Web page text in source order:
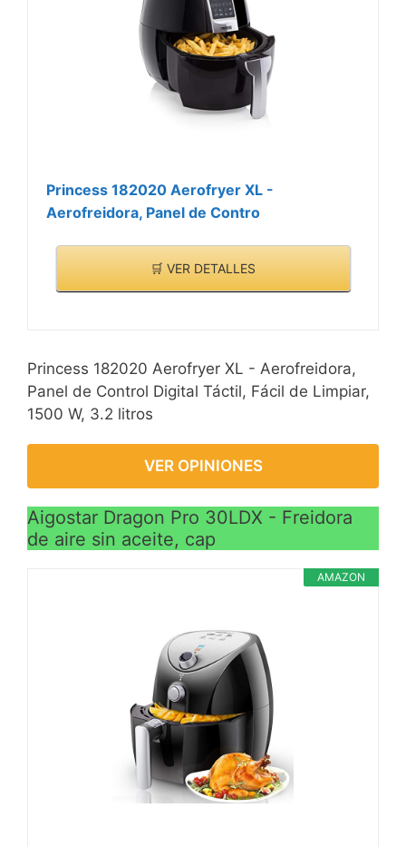
Princess 182020 Aerofryer XL -
Aerofreidora, Panel de Contro
🛒 VER DETALLES
Princess 182020 Aerofryer XL - Aerofreidora,
Panel de Control Digital Táctil, Fácil de Limpiar,
1500 W, 3.2 litros
VER OPINIONES
Aigostar Dragon Pro 30LDX - Freidora
de aire sin aceite, cap
AMAZON